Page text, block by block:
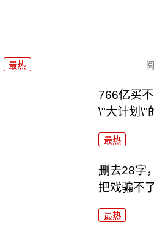
最热
766亿买
\"大计划\"
最热
删去28字
把戏骗不
最热